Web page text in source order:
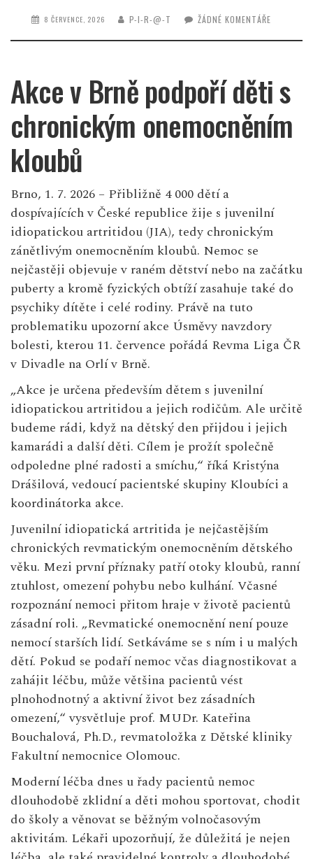
8 ČERVENCE, 2026 P-I-R-@-T ŽÁDNÉ KOMENTÁŘE
Akce v Brně podpoří děti s
chronickým onemocněním
kloubů
Brno, 1. 7. 2026 – Přibližně 4 000 dětí a
dospívajících v České republice žije s juvenilní
idiopatickou artritidou (JIA), tedy chronickým
zánětlivým onemocněním kloubů. Nemoc se
nejčastěji objevuje v raném dětství nebo na začátku
puberty a kromě fyzických obtíží zasahuje také do
psychiky dítěte i celé rodiny. Právě na tuto
problematiku upozorní akce Úsměvy navzdory
bolesti, kterou 11. července pořádá Revma Liga ČR
v Divadle na Orlí v Brně.
„Akce je určena především dětem s juvenilní
idiopatickou artritidou a jejich rodičům. Ale určitě
budeme rádi, když na dětský den přijdou i jejich
kamarádi a další děti. Cílem je prožít společně
odpoledne plné radosti a smíchu,“ říká Kristýna
Drášilová, vedoucí pacientské skupiny Kloubíci a
koordinátorka akce.
Juvenilní idiopatická artritida je nejčastějším
chronických revmatickým onemocněním dětského
věku. Mezi první příznaky patří otoky kloubů, ranní
ztuhlost, omezení pohybu nebo kulhání. Včasné
rozpoznání nemoci přitom hraje v životě pacientů
zásadní roli. „Revmatické onemocnění není pouze
nemocí starších lidí. Setkáváme se s ním i u malých
dětí. Pokud se podaří nemoc včas diagnostikovat a
zahájit léčbu, může většina pacientů vést
plnohodnotný a aktivní život bez zásadních
omezení,“ vysvětluje prof. MUDr. Kateřina
Bouchalová, Ph.D., revmatoložka z Dětské kliniky
Fakultní nemocnice Olomouc.
Moderní léčba dnes u řady pacientů nemoc
dlouhodobě zklidní a děti mohou sportovat, chodit
do školy a věnovat se běžným volnočasovým
aktivitám. Lékaři upozorňují, že důležitá je nejen